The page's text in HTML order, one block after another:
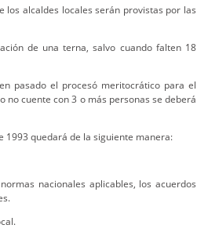
los alcaldes locales serán provistas por las
de una terna, salvo cuando falten 18
pasado el procesó meritocrático para el
no cuente con 3 o más personas se deberá
1993 quedará de la siguiente manera:
nacionales aplicables, los acuerdos